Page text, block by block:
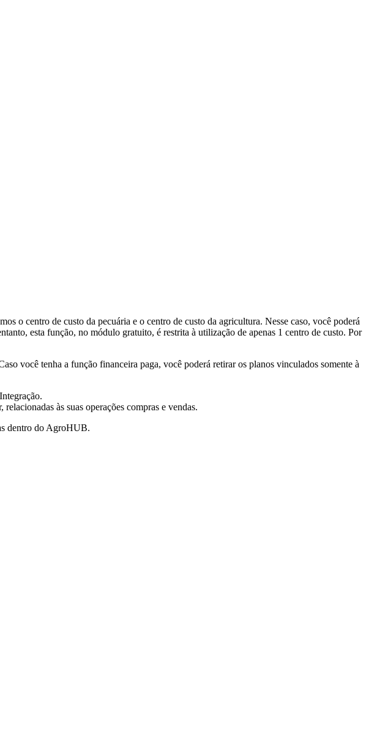
o centro de custo da pecuária e o centro de custo da agricultura. Nesse caso, você poderá
esta função, no módulo gratuito, é restrita à utilização de apenas 1 centro de custo. Por
você tenha a função financeira paga, você poderá retirar os planos vinculados somente à
às suas operações compras e vendas.
dentro do AgroHUB.